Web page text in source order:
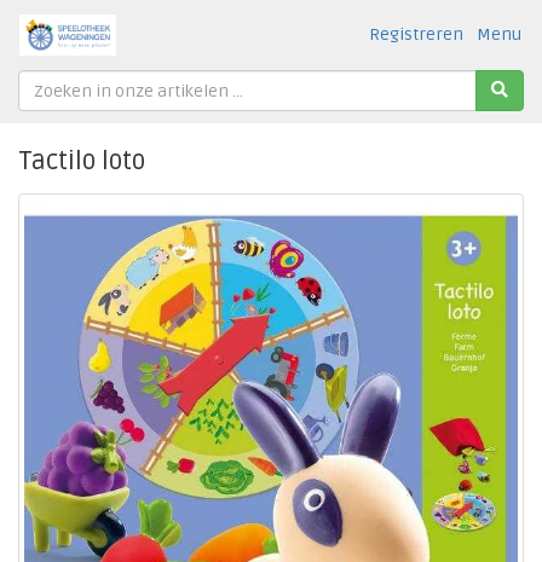
Menu
Registreren
Tactilo loto